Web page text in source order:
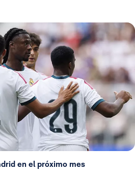
en el próximo mes